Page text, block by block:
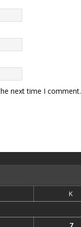
next time I comment.
K
7